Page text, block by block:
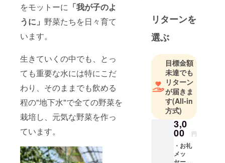
をモットーに 「我が子のよ
うに」 野菜たちを日々育て
います。
生きていくの中でも、とっ
ても重要な水には特にこだ
わり、そのままでも飲める
程の"地下水"で全ての野菜を
栽培し、元気な野菜を作っ
ています。
発注が激
減。
晴れの国お
かやまは、
果物だけで
はなくお野
菜もとって
も美味しい
んです。廃
棄処分にな
る前に、こ
の野菜たち
を美味しい
リターンを
選ぶ
目標金額
未達でも
リターン
が届きま
す(All-in
方式)
3,0
00 円
・お礼
メッ